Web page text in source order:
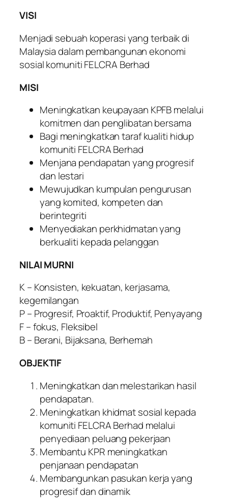
VISI
Menjadi sebuah koperasi yang terbaik di
Malaysia dalam pembangunan ekonomi
sosial komuniti FELCRA Berhad
MISI
Meningkatkan keupayaan KPFB melalui
komitmen dan penglibatan bersama
Bagi meningkatkan taraf kualiti hidup
komuniti FELCRA Berhad
Menjana pendapatan yang progresif
dan lestari
Mewujudkan kumpulan pengurusan
yang komited, kompeten dan
berintegriti
Menyediakan perkhidmatan yang
berkualiti kepada pelanggan
NILAI MURNI
K – Konsisten, kekuatan, kerjasama,
kegemilangan
P – Progresif, Proaktif, Produktif, Penyayang
F – fokus, Fleksibel
B – Berani, Bijaksana, Berhemah
OBJEKTIF
Meningkatkan dan melestarikan hasil
pendapatan.
Meningkatkan khidmat sosial kepada
komuniti FELCRA Berhad melalui
penyediaan peluang pekerjaan
Membantu KPR meningkatkan
penjanaan pendapatan
Membangunkan pasukan kerja yang
progresif dan dinamik